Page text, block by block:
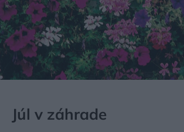
Júl v záhrade